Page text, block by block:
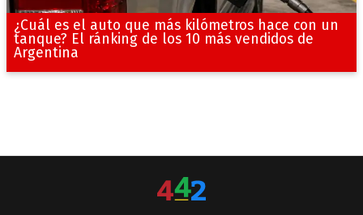
¿Cuál es el auto que más kilómetros hace con un
tanque? El ránking de los 10 más vendidos de
Argentina